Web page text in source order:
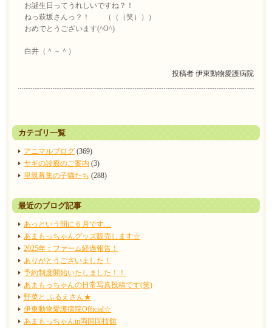
お誕生日ってうれしいですね？！
ねっ萩坂さんっ？！ （（（笑）））
おめでとうございます(^O^)
白井（＾－＾）
投稿者 伊東動物愛護病院
カテゴリ一覧
アニマルブログ (369)
ヤギの診療のご案内 (3)
里親募集の子猫たち (288)
最近のブログ記事
あっという間に６月です…
あまもっちゃんグッズ販売します☆
2025年：ファーム経過報告！
ありがとうございました！
予約制度開始いたしました！！
あまもっちゃんの日常写真投稿です(笑)
野菜と ふるえさん★
伊東動物愛護病院Official☆
あまもっちゃんin両国国技館